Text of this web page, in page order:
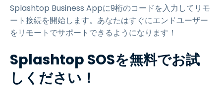
Splashtop Business Appに9桁のコードを入力してリモ
ート接続を開始します。あなたはすぐにエンドユーザー
をリモートでサポートできるようになります！
Splashtop SOSを無料でお試
しください！